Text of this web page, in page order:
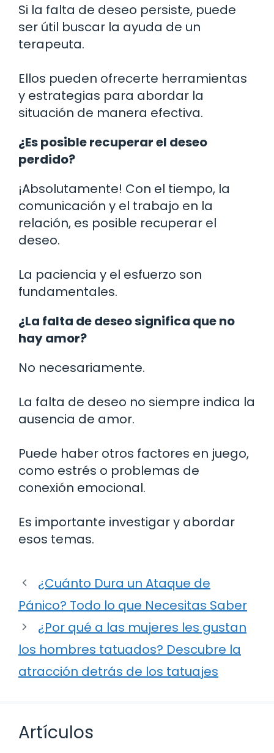
Si la falta de deseo persiste, puede
ser útil buscar la ayuda de un
terapeuta.
Ellos pueden ofrecerte herramientas
y estrategias para abordar la
situación de manera efectiva.
¿Es posible recuperar el deseo
perdido?
¡Absolutamente! Con el tiempo, la
comunicación y el trabajo en la
relación, es posible recuperar el
deseo.
La paciencia y el esfuerzo son
fundamentales.
¿La falta de deseo significa que no
hay amor?
No necesariamente.
La falta de deseo no siempre indica la
ausencia de amor.
Puede haber otros factores en juego,
como estrés o problemas de
conexión emocional.
Es importante investigar y abordar
esos temas.
¿Cuánto Dura un Ataque de
Pánico? Todo lo que Necesitas Saber
¿Por qué a las mujeres les gustan
los hombres tatuados? Descubre la
atracción detrás de los tatuajes
Artículos